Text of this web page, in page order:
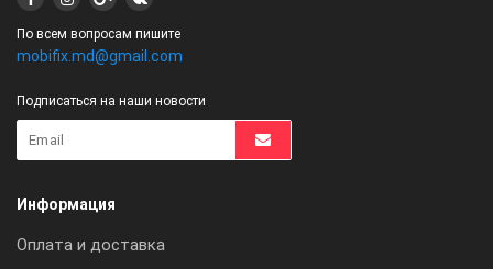
По всем вопросам пишите
mobifix.md@gmail.com
Подписаться на наши новости
Информация
Оплата и доставка